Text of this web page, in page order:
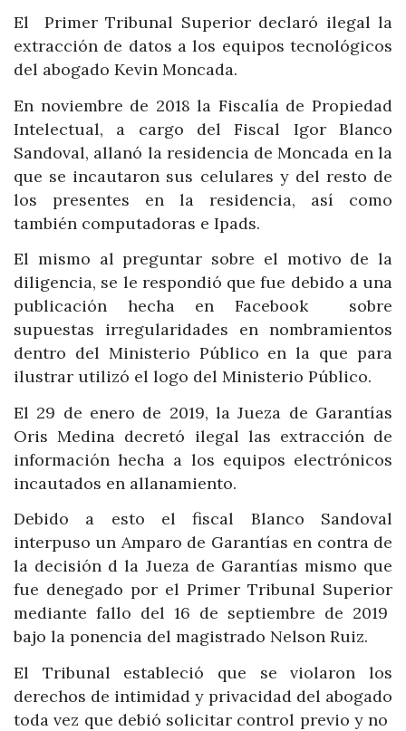
El Primer Tribunal Superior declaró ilegal la
extracción de datos a los equipos tecnológicos
del abogado Kevin Moncada.
En noviembre de 2018 la Fiscalía de Propiedad
Intelectual, a cargo del Fiscal Igor Blanco
Sandoval, allanó la residencia de Moncada en la
que se incautaron sus celulares y del resto de
los presentes en la residencia, así como
también computadoras e Ipads.
El mismo al preguntar sobre el motivo de la
diligencia, se le respondió que fue debido a una
publicación hecha en Facebook sobre
supuestas irregularidades en nombramientos
dentro del Ministerio Público en la que para
ilustrar utilizó el logo del Ministerio Público.
El 29 de enero de 2019, la Jueza de Garantías
Oris Medina decretó ilegal las extracción de
información hecha a los equipos electrónicos
incautados en allanamiento.
Debido a esto el fiscal Blanco Sandoval
interpuso un Amparo de Garantías en contra de
la decisión d la Jueza de Garantías mismo que
fue denegado por el Primer Tribunal Superior
mediante fallo del 16 de septiembre de 2019
bajo la ponencia del magistrado Nelson Ruiz.
El Tribunal estableció que se violaron los
derechos de intimidad y privacidad del abogado
toda vez que debió solicitar control previo y no